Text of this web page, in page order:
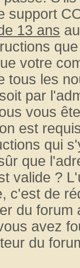
support
13 ans
votre
tous les
par
vous
est
qui
que
valide ?
c'est de
du
avez
du